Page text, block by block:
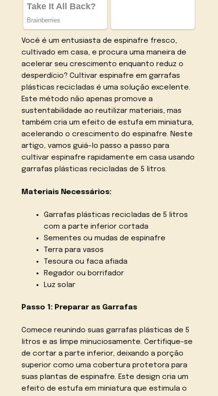
Você é um entusiasta de espinafre fresco,
cultivado em casa, e procura uma maneira de
acelerar seu crescimento enquanto reduz o
desperdício? Cultivar espinafre em garrafas
plásticas recicladas é uma solução excelente.
Este método não apenas promove a
sustentabilidade ao reutilizar materiais, mas
também cria um efeito de estufa em miniatura,
acelerando o crescimento do espinafre. Neste
artigo, vamos guiá-lo passo a passo para
cultivar espinafre rapidamente em casa usando
garrafas plásticas recicladas de 5 litros.
Materiais Necessários:
Garrafas plásticas recicladas de 5 litros
com a parte inferior cortada
Sementes ou mudas de espinafre
Terra para vasos
Tesoura ou faca afiada
Regador ou borrifador
Luz solar
Passo 1: Preparar as Garrafas
Comece reunindo suas garrafas plásticas de 5
litros e as limpe minuciosamente. Certifique-se
de cortar a parte inferior, deixando a porção
superior como uma cobertura protetora para
suas plantas de espinafre. Este design cria um
efeito de estufa em miniatura que estimula o